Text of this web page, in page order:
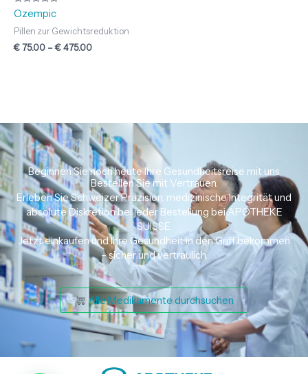
Rated
0
out
of
5
Ozempic
Pillen zur Gewichtsreduktion
€75.00 –€475.00
Beginnen Sie noch heute Ihre Gesundheitsreise mit uns
Bestellen Sie mit Vertrauen.
Erleben Sie Schweizer Präzision, medizinische Integrität und
absolute Diskretion bei jeder Bestellung bei APOTHEKE
SUISSE.
Jetzt einkaufen und Ihre Gesundheit in den Griff bekommen
– sicher und vertraulich.
Alle Medikamente durchsuchen